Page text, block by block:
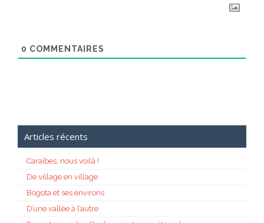
0 COMMENTAIRES
Articles récents
Caraïbes, nous voilà !
De village en village
Bogota et ses environs
D’une vallée à l’autre